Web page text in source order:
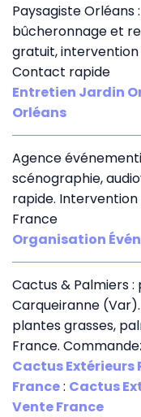
Paysagiste Orléans
bûcheronnage et
gratuit,
Contact rapide
Entretien Jardin
Orléans
Agence
scénographie,
rapide.
France
Organisation
Cactus & Palmiers
Carqueiranne
plantes grasses,
France.
Cactus Extérieurs
France: Cactus
Vente France